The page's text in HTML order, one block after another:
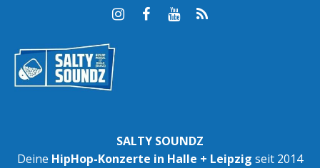
SALTY SOUNDZ
Deine HipHop-Konzerte in Halle + Leipzig seit 2014